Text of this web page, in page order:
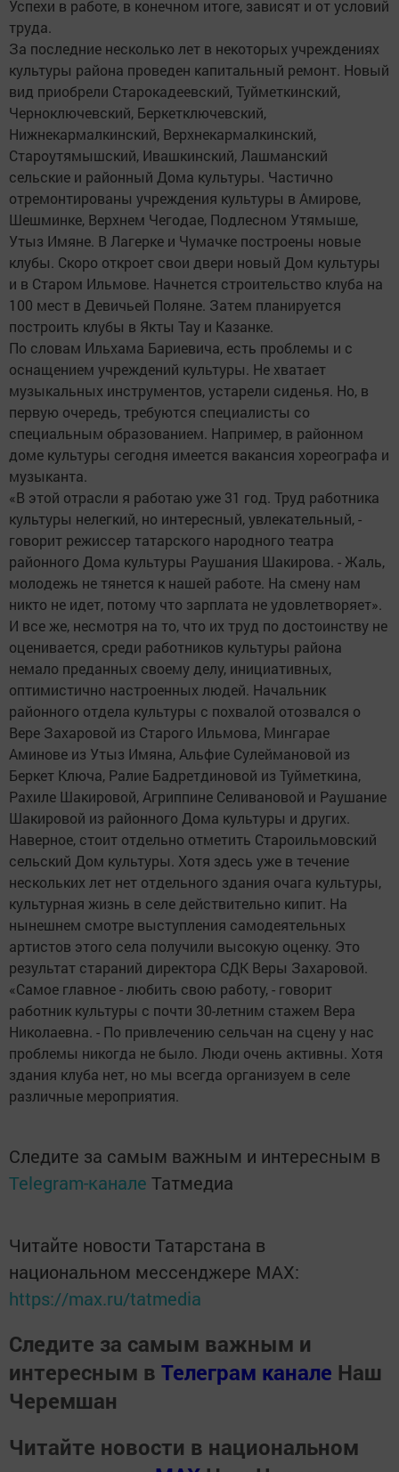
Успехи в работе, в конечном итоге, зависят и от условий
труда.
За последние несколько лет в некоторых учреждениях
культуры района проведен капитальный ремонт. Новый
вид приобрели Старокадеевский, Туйметкинский,
Черноключевский, Беркетключевский,
Нижнекармалкинский, Верхнекармалкинский,
Староутямышский, Ивашкинский, Лашманский
сельские и районный Дома культуры. Частично
отремонтированы учреждения культуры в Амирове,
Шешминке, Верхнем Чегодае, Подлесном Утямыше,
Утыз Имяне. В Лагерке и Чумачке построены новые
клубы. Скоро откроет свои двери новый Дом культуры
и в Старом Ильмове. Начнется строительство клуба на
100 мест в Девичьей Поляне. Затем планируется
построить клубы в Якты Тау и Казанке.
По словам Ильхама Бариевича, есть проблемы и с
оснащением учреждений культуры. Не хватает
музыкальных инструментов, устарели сиденья. Но, в
первую очередь, требуются специалисты со
специальным образованием. Например, в районном
доме культуры сегодня имеется вакансия хореографа и
музыканта.
«В этой отрасли я работаю уже 31 год. Труд работника
культуры нелегкий, но интересный, увлекательный, -
говорит режиссер татарского народного театра
районного Дома культуры Раушания Шакирова. - Жаль,
молодежь не тянется к нашей работе. На смену нам
никто не идет, потому что зарплата не удовлетворяет».
И все же, несмотря на то, что их труд по достоинству не
оценивается, среди работников культуры района
немало преданных своему делу, инициативных,
оптимистично настроенных людей. Начальник
районного отдела культуры с похвалой отозвался о
Вере Захаровой из Старого Ильмова, Мингарае
Аминове из Утыз Имяна, Альфие Сулеймановой из
Беркет Ключа, Ралие Бадретдиновой из Туйметкина,
Рахиле Шакировой, Агриппине Селивановой и Раушание
Шакировой из районного Дома культуры и других.
Наверное, стоит отдельно отметить Староильмовский
сельский Дом культуры. Хотя здесь уже в течение
нескольких лет нет отдельного здания очага культуры,
культурная жизнь в селе действительно кипит. На
нынешнем смотре выступления самодеятельных
артистов этого села получили высокую оценку. Это
результат стараний директора СДК Веры Захаровой.
«Самое главное - любить свою работу, - говорит
работник культуры с почти 30-летним стажем Вера
Николаевна. - По привлечению сельчан на сцену у нас
проблемы никогда не было. Люди очень активны. Хотя
здания клуба нет, но мы всегда организуем в селе
различные мероприятия.
Следите за самым важным и интересным в
Telegram-канале Татмедиа
Читайте новости Татарстана в
национальном мессенджере MАХ:
https://max.ru/tatmedia
Следите за самым важным и
интересным в Телеграм канале Наш
Черемшан
Читайте новости в национальном